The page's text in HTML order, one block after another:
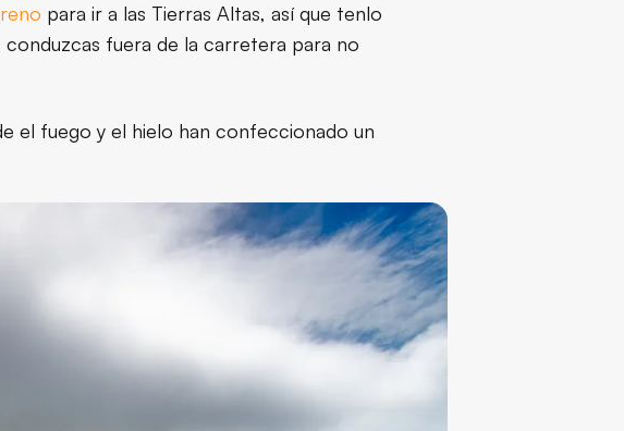
para ir a las Tierras Altas, así que tenlo
fuera de la carretera para no
el fuego y el hielo han confeccionado un